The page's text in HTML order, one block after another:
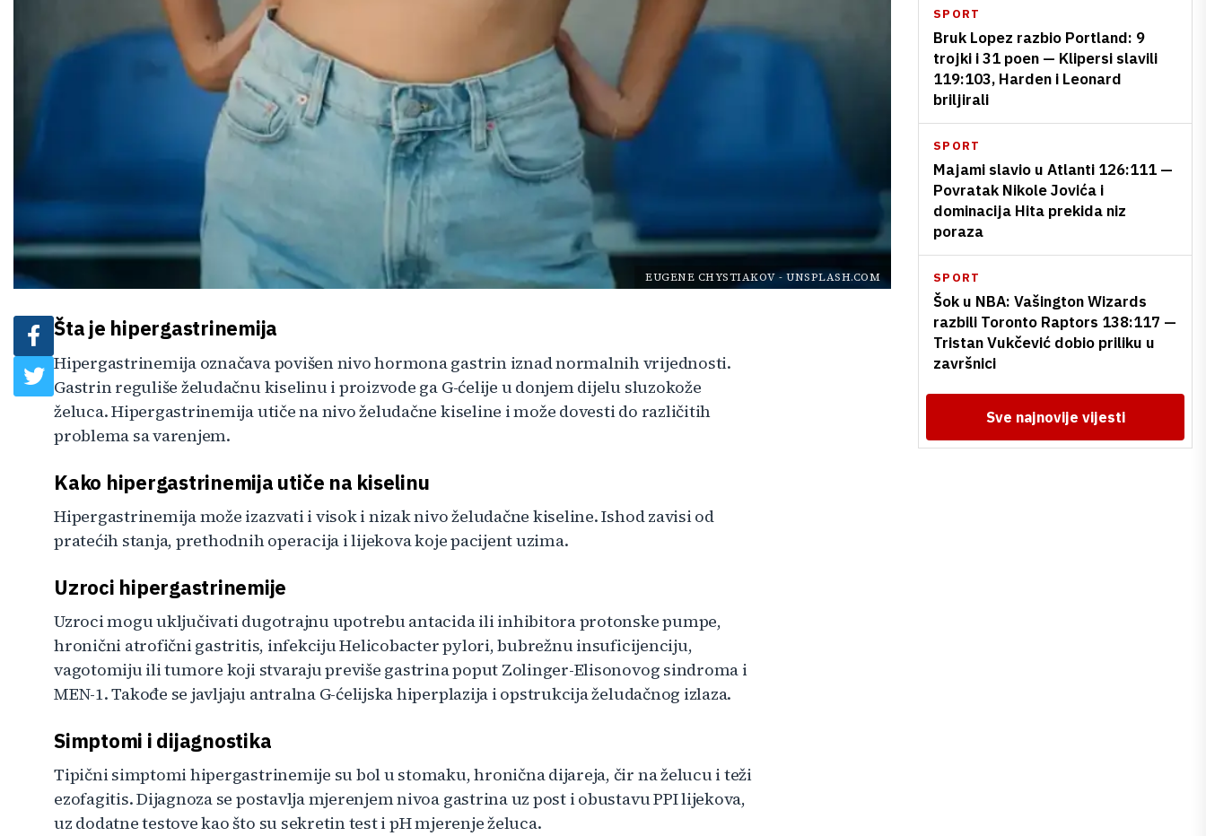
EUGENE CHYSTIAKOV- UNSPLASH.COM
Šta je hipergastrinemija
Hipergastrinemija označava povišen nivo hormona gastrin iznad normalnih vrijednosti.
Gastrin reguliše želudačnu kiselinu i proizvode ga G-ćelije u donjem dijelu sluzokože
želuca. Hipergastrinemija utiče na nivo želudačne kiseline i može dovesti do različitih
problema sa varenjem.
Kako hipergastrinemija utiče na kiselinu
Hipergastrinemija može izazvati i visok i nizak nivo želudačne kiseline. Ishod zavisi od
pratećih stanja, prethodnih operacija i lijekova koje pacijent uzima.
Uzroci hipergastrinemije
Uzroci mogu uključivati dugotrajnu upotrebu antacida ili inhibitora protonske pumpe,
hronični atrofični gastritis, infekciju Helicobacter pylori, bubrežnu insuficijenciju,
vagotomiju ili tumore koji stvaraju previše gastrina poput Zolinger-Elisonovog sindroma i
MEN-1. Takođe se javljaju antralna G-ćelijska hiperplazija i opstrukcija želudačnog izlaza.
Simptomi i dijagnostika
Tipični simptomi hipergastrinemije su bol u stomaku, hronična dijareja, čir na želucu i teži
ezofagitis. Dijagnoza se postavlja mjerenjem nivoa gastrina uz post i obustavu PPI lijekova,
uz dodatne testove kao što su sekretin test i pH mjerenje želuca.
SPORT
Bruk Lopez razbio Portland: 9
trojki i 31 poen — Klipersi slavili
119:103, Harden i Leonard
briljirali
SPORT
Majami slavio u Atlanti 126:111 —
Povratak Nikole Jovića i
dominacija Hita prekida niz
poraza
SPORT
Šok u NBA: Vašington Wizards
razbili Toronto Raptors 138:117 —
Tristan Vukčević dobio priliku u
završnici
Sve najnovije vijesti